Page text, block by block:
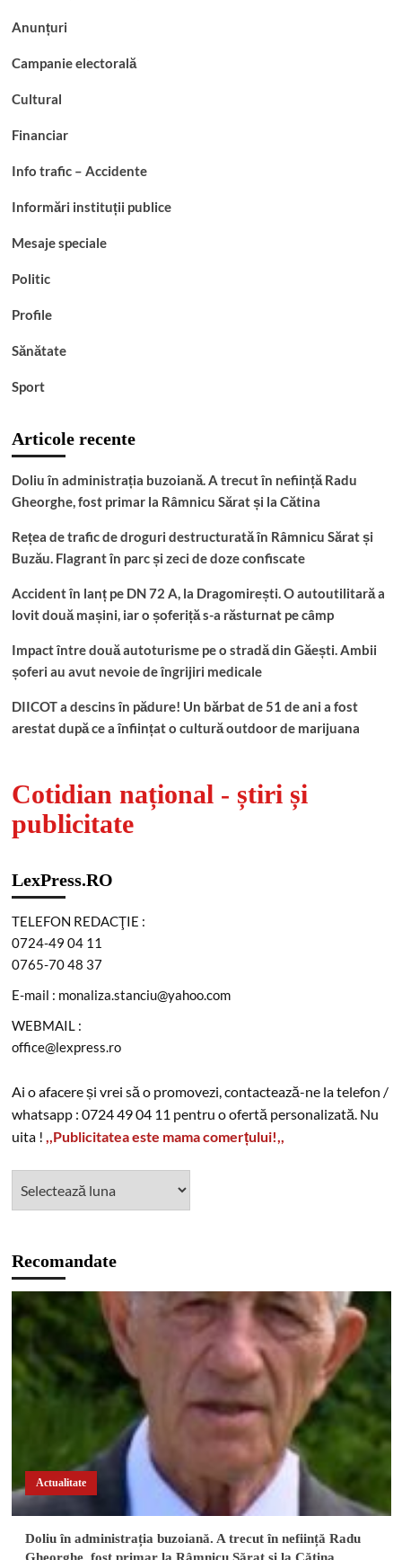
Anunțuri
Campanie electorală
Cultural
Financiar
Info trafic – Accidente
Informări instituții publice
Mesaje speciale
Politic
Profile
Sănătate
Sport
Articole recente
Doliu în administrația buzoiană. A trecut în neființă Radu
Gheorghe, fost primar la Râmnicu Sărat și la Cătina
Rețea de trafic de droguri destructurată în Râmnicu Sărat și
Buzău. Flagrant în parc și zeci de doze confiscate
Accident în lanț pe DN 72 A, la Dragomirești. O autoutilitară a
lovit două mașini, iar o șoferiță s-a răsturnat pe câmp
Impact între două autoturisme pe o stradă din Găești. Ambii
șoferi au avut nevoie de îngrijiri medicale
DIICOT a descins în pădure! Un bărbat de 51 de ani a fost
arestat după ce a înființat o cultură outdoor de marijuana
Cotidian național - știri și
publicitate
LexPress.RO
TELEFON REDACŢIE :
0724-49 04 11
0765-70 48 37
E-mail : monaliza.stanciu@yahoo.com
WEBMAIL :
office@lexpress.ro
Ai o afacere și vrei să o promovezi, contactează-ne la telefon /
whatsapp : 0724 49 04 11 pentru o ofertă personalizată. Nu
uita ! ,,Publicitatea este mama comerțului!,,
Recomandate
Actualitate
Doliu în administrația buzoiană. A trecut în neființă Radu